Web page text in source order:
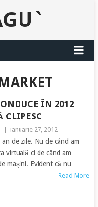
ÎN 2012
CLIPESC
ianuarie 27, 2012
de zile. Nu de când am
virtuală ci de când am
maşini. Evident că nu
Read More